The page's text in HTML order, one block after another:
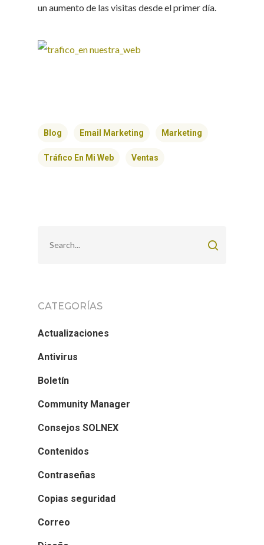
un aumento de las visitas desde el primer día.
Blog Email Marketing Marketing
Tráfico En Mi Web Ventas
CATEGORÍAS
Actualizaciones
Antivirus
Boletín
Community Manager
Consejos SOLNEX
Contenidos
Contraseñas
Copias seguridad
Correo